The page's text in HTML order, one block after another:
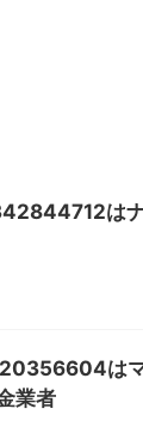
は
は
業者